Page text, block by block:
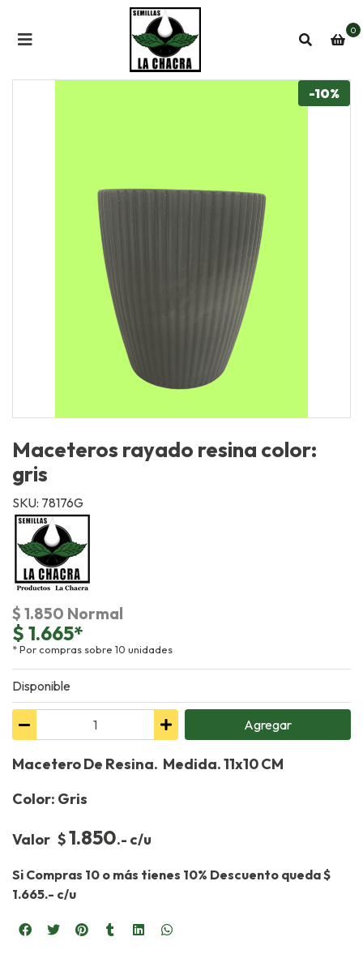
0
-10%
Maceteros rayado resina color:
gris
SKU: 78176G
$ 1.850 Normal
$ 1.665*
* Por compras sobre 10 unidades
Disponible
Agregar
Macetero De Resina. Medida. 11x10 CM
Color: Gris
Valor $1.850.- c/u
Si Compras 10 o más tienes 10% Descuento queda $
1.665.- c/u